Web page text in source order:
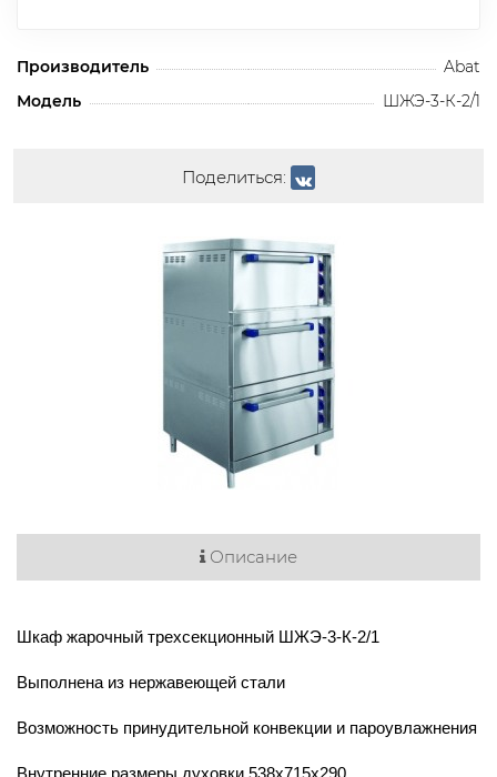
Производитель
Abat
Модель
ШЖЭ-3-К-2/1
Поделиться:
Описание
Шкаф жарочный трехсекционный ШЖЭ-3-К-2/1
Выполнена из нержавеющей стали
Возможность принудительной конвекции и пароувлажнения
Внутренние размеры духовки 538x715x290